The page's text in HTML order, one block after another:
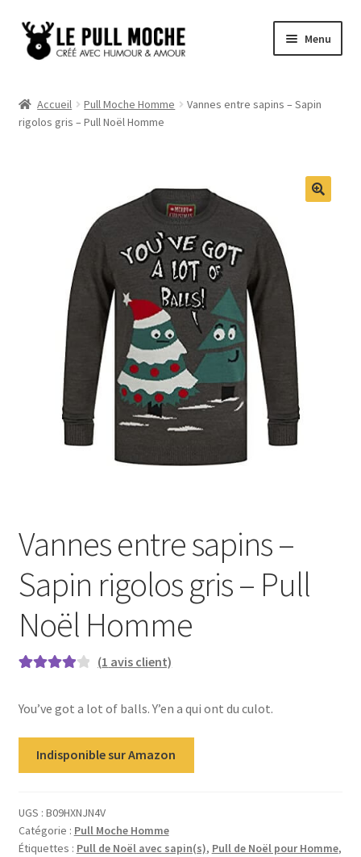
Aller
Aller
au
Menu
Pull Noël Femme
Pull Noël Promo
Accueil Pull Moche Homme
Vannes entre sapins – Sapin
rigolos gris – Pull Noël Homme
Vannes entre sapins –
Sapin rigolos gris – Pull
Noël Homme
notation
client
(1 avis client)
You’ve got a lot of balls. Y’en a qui ont du culot.
Indisponible sur Amazon
UGS : B09HXNJN4V
Catégorie : Pull Moche Homme
Étiquettes : Pull de Noël avec sapin(s), Pull de Noël pour Homme,